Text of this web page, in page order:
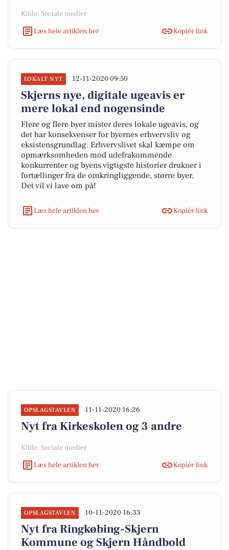
Kilde: Sociale medier
Læs hele artiklen her
Kopiér link
LOKALT NYT 12-11-2020 09:50
Skjerns nye, digitale ugeavis er
mere lokal end nogensinde
Flere og flere byer mister deres lokale ugeavis, og
det har konsekvenser for byernes erhvervsliv og
eksistensgrundlag. Erhvervslivet skal kæmpe om
opmærksomheden mod udefrakommende
konkurrenter og byens vigtigste historier drukner i
fortællinger fra de omkringliggende, større byer.
Det vil vi lave om på!
Læs hele artiklen her Kopiér link
OPSLAGSTAVLEN 11-11-2020 16:26
Nyt fra Kirkeskolen og 3 andre
Kilde: Sociale medier
Læs hele artiklen her
Kopiér link
OPSLAGSTAVLEN 10-11-2020 16:33
Nyt fra Ringkøbing-Skjern
Kommune og Skjern Håndbold